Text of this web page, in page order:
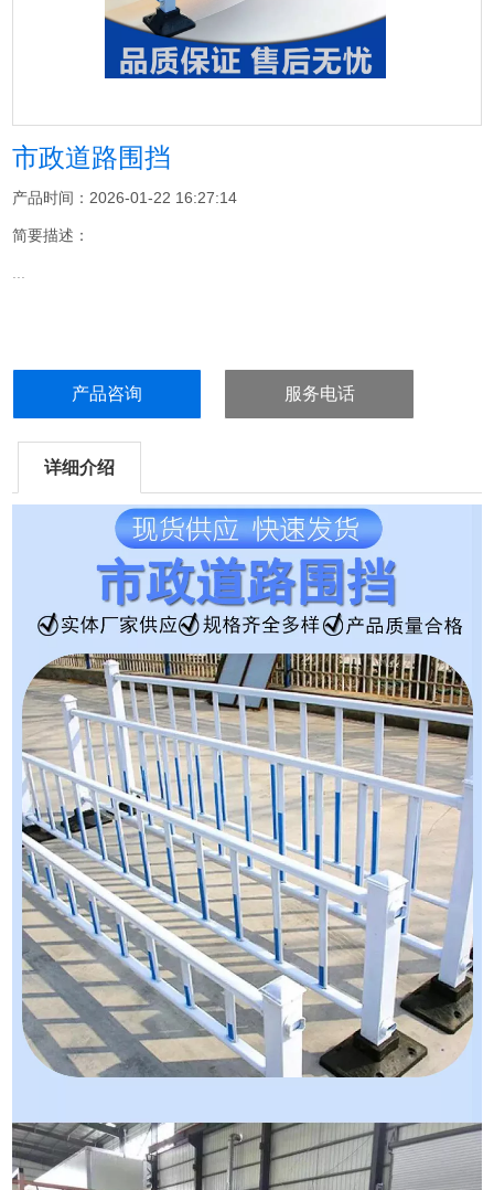
市政道路围挡
产品时间：2026-01-22 16:27:14
简要描述：
...
产品咨询 服务电话
详细介绍